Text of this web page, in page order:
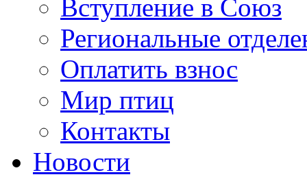
Вступление в Союз
Региональные
Оплатить взнос
Мир птиц
Контакты
Новости